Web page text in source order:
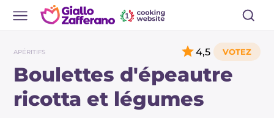
APÉRITIFS
Boulettes d'épeautre
ricotta et légumes
4,5